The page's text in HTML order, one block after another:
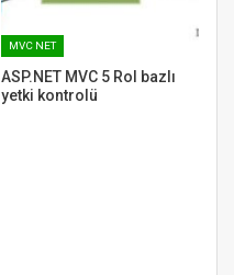
MVC NET
ASP.NET MVC 5 Rol bazlı
yetki kontrolü